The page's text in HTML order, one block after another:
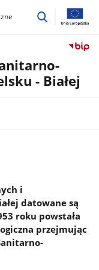
przejdź
- Białej
i
datowane są
roku powstała
przejmując